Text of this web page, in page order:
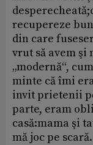
recupereze
din care
vrut să avem şi
„modernă“,
minte că îmi
invit prietenii
parte, eram
casă:mama şi
mă joc pe scară.